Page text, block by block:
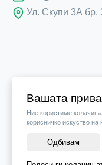
Вашата
Ние користиме
корисничко искуство на
Одбивам
Ул. Скупи 3А бр.